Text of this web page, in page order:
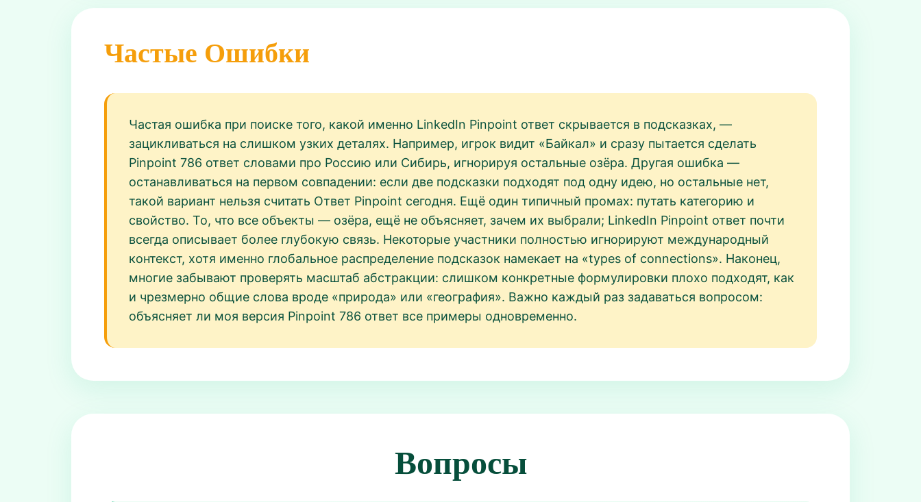
Частые Ошибки
Частая ошибка при поиске того, какой именно LinkedIn Pinpoint ответ скрывается в подсказках, —
зацикливаться на слишком узких деталях. Например, игрок видит «Байкал» и сразу пытается сделать
Pinpoint 786 ответ словами про Россию или Сибирь, игнорируя остальные озёра. Другая ошибка —
останавливаться на первом совпадении: если две подсказки подходят под одну идею, но остальные нет,
такой вариант нельзя считать Ответ Pinpoint сегодня. Ещё один типичный промах: путать категорию и
свойство. То, что все объекты — озёра, ещё не объясняет, зачем их выбрали; LinkedIn Pinpoint ответ почти
всегда описывает более глубокую связь. Некоторые участники полностью игнорируют международный
контекст, хотя именно глобальное распределение подсказок намекает на «types of connections». Наконец,
многие забывают проверять масштаб абстракции: слишком конкретные формулировки плохо подходят, как
и чрезмерно общие слова вроде «природа» или «география». Важно каждый раз задаваться вопросом:
объясняет ли моя версия Pinpoint 786 ответ все примеры одновременно.
Вопросы